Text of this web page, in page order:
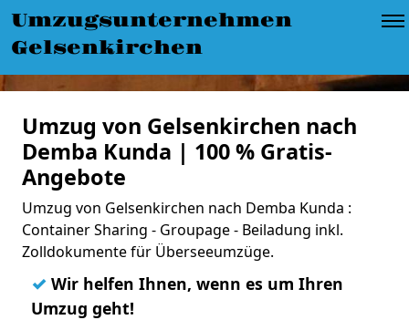
Umzugsunternehmen
Gelsenkirchen
Umzug von Gelsenkirchen nach
Demba Kunda | 100 % Gratis-
Angebote
Umzug von Gelsenkirchen nach Demba Kunda :
Container Sharing - Groupage - Beiladung inkl.
Zolldokumente für Überseeumzüge.
✓ Wir helfen Ihnen, wenn es um Ihren
Umzug geht!